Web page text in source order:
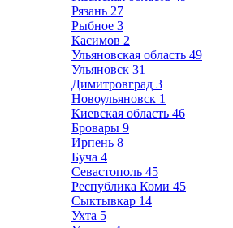
Рязань 27
Рыбное 3
Касимов 2
Ульяновская область 49
Ульяновск 31
Димитровград 3
Новоульяновск 1
Киевская область 46
Бровары 9
Ирпень 8
Буча 4
Севастополь 45
Республика Коми 45
Сыктывкар 14
Ухта 5